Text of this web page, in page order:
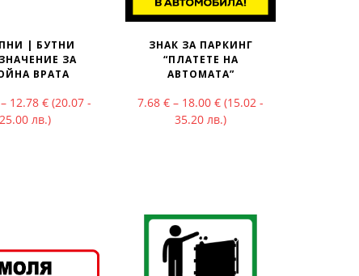
| БУТНИ
ЗА
ВРАТА
– 12.78 €Price range: 10.26 € through 12.78 €
(20.07 -
25.00 лв.)
ЗНАК ЗА ПАРКИНГ
“ПЛАТЕТЕ НА
АВТОМАТА”
7.68€ – 18.00€Price range: 7.68 €
(15.02 -
35.20 лв.)